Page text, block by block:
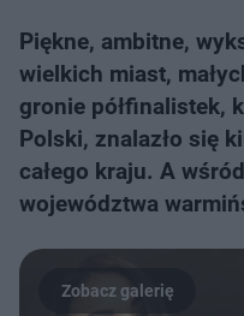
Piękne, ambitne,
wielkich miast,
gronie półfinalistek,
Polski, znalazło się
całego kraju. A
województwa